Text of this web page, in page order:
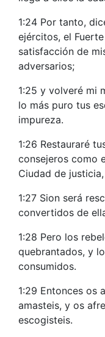
1:24 Por tanto,
ejércitos, el
satisfacción de
adversarios;
1:25 y volveré mi
lo más puro tus
impureza.
1:26 Restauraré
consejeros como
Ciudad de
1:27 Sion será
convertidos de
1:28 Pero los
quebrantados, y
consumidos.
1:29 Entonces os
amasteis, y os
escogisteis.